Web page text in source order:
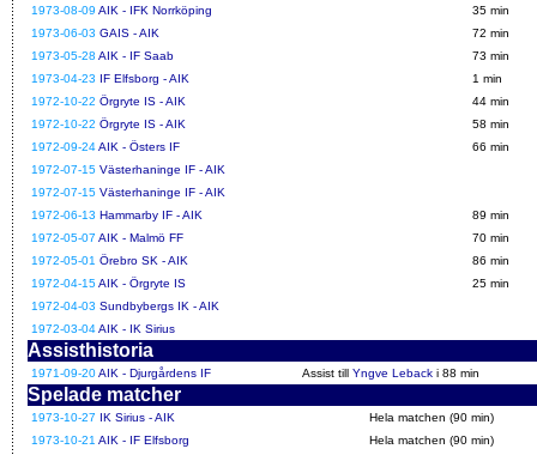
1973-08-09 AIK - IFK Norrköping
35 min
1973-06-03 GAIS - AIK
72 min
1973-05-28 AIK - IF Saab
73 min
1973-04-23 IF Elfsborg - AIK
1 min
1972-10-22 Örgryte IS - AIK
44 min
1972-10-22 Örgryte IS - AIK
58 min
1972-09-24AIK - Östers IF
66 min
1972-07-15 Västerhaninge IF - AIK
1972-07-15 Västerhaninge IF - AIK
1972-06-13 Hammarby IF - AIK
89 min
1972-05-07 AIK - Malmö FF
70 min
1972-05-01 Örebro SK - AIK
86 min
1972-04-15AIK - Örgryte IS
25 min
1972-04-03 Sundbybergs IK - AIK
1972-03-04AIK - IK Sirius
Assisthistoria
1971-09-20AIK - Djurgårdens IF Assist till Yngve Leback i 88 min
Spelade matcher
1973-10-27 IK Sirius - AIK
Hela matchen (90 min)
1973-10-21 AIK - IF Elfsborg
Hela matchen (90 min)